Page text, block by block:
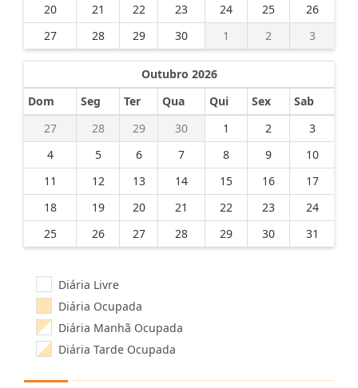
20
21 22 23 24 25
26
27
28 29 30 1 2 3
Outubro 2026
Dom
Seg Ter Qua Qui Sex
Sab
27
28 29 30 1 2
3
4
5 6 7 8 9
10
11
12 13 14 15 16
17
18
19 20 21 22 23
24
25
26 27 28 29 30 31
Diária Livre
Diária Ocupada
Diária Manhã Ocupada
Diária Tarde Ocupada